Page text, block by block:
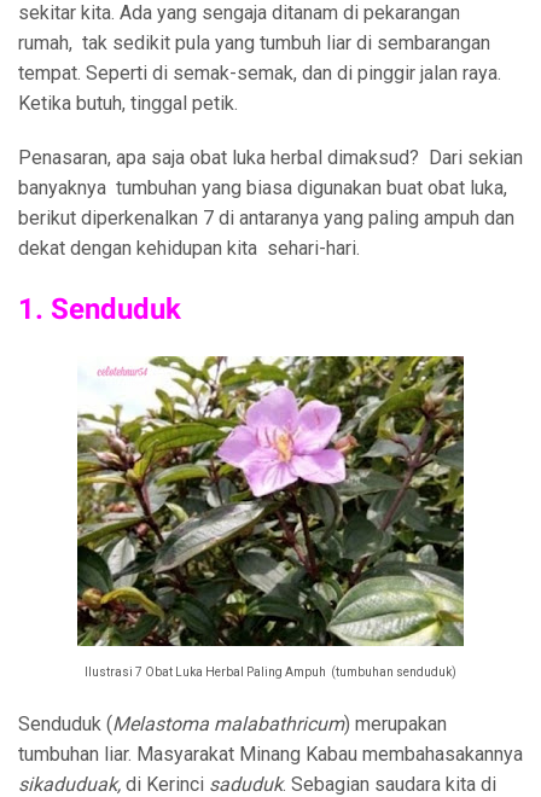
sekitar kita. Ada yang sengaja ditanam di pekarangan
rumah, tak sedikit pula yang tumbuh liar di sembarangan
tempat. Seperti di semak-semak, dan di pinggir jalan raya.
Ketika butuh, tinggal petik.
Penasaran, apa saja obat luka herbal dimaksud? Dari sekian
banyaknya tumbuhan yang biasa digunakan buat obat luka,
berikut diperkenalkan 7 di antaranya yang paling ampuh dan
dekat dengan kehidupan kita sehari-hari.
1. Senduduk
Ilustrasi 7 Obat Luka Herbal Paling Ampuh (tumbuhan senduduk)
Senduduk (Melastoma malabathricum) merupakan
tumbuhan liar. Masyarakat Minang Kabau membahasakannya
sikaduduak, di Kerinci saduduk. Sebagian saudara kita di